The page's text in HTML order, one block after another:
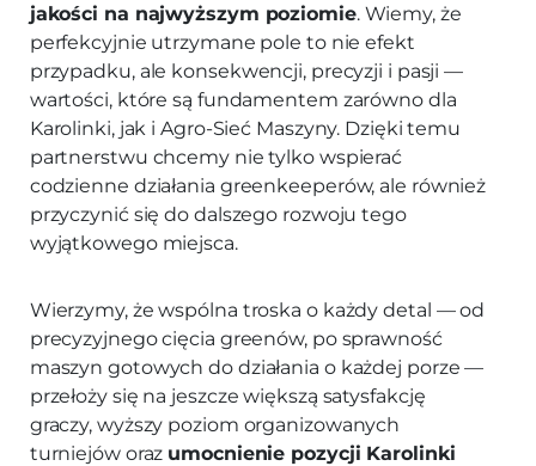
jakości na najwyższym poziomie. Wiemy, że
perfekcyjnie utrzymane pole to nie efekt
przypadku, ale konsekwencji, precyzji i pasji —
wartości, które są fundamentem zarówno dla
Karolinki, jak i Agro‑Sieć Maszyny. Dzięki temu
partnerstwu chcemy nie tylko wspierać
codzienne działania greenkeeperów, ale również
przyczynić się do dalszego rozwoju tego
wyjątkowego miejsca.
Wierzymy, że wspólna troska o każdy detal — od
precyzyjnego cięcia greenów, po sprawność
maszyn gotowych do działania o każdej porze —
przełoży się na jeszcze większą satysfakcję
graczy, wyższy poziom organizowanych
turniejów oraz umocnienie pozycji Karolinki